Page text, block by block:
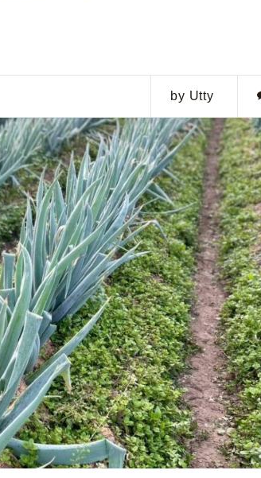
by Utty